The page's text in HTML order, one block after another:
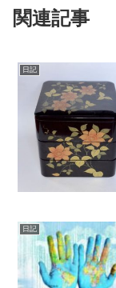
関連記事
日記
日記